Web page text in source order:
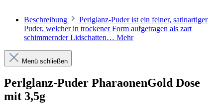
Beschreibung
Perlglanz-Puder ist ein feiner, satinartiger
Puder, welcher in trockener Form aufgetragen als zart
schimmernder Lidschatten… Mehr
Menü schließen
Perlglanz-Puder PharaonenGold Dose
mit 3,5g